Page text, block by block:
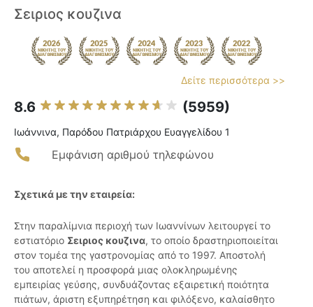
Σειριος κουζινα
Δείτε περισσότερα >>
8.6 (5959)
Ιωάννινα, Παρόδου Πατριάρχου Ευαγγελίδου 1
Εμφάνιση αριθμού τηλεφώνου
Σχετικά με την εταιρεία:
Στην παραλίμνια περιοχή των Ιωαννίνων λειτουργεί το
εστιατόριο Σειριος κουζινα, το οποίο δραστηριοποιείται
στον τομέα της γαστρονομίας από το 1997. Αποστολή
του αποτελεί η προσφορά μιας ολοκληρωμένης
εμπειρίας γεύσης, συνδυάζοντας εξαιρετική ποιότητα
πιάτων, άριστη εξυπηρέτηση και φιλόξενο, καλαίσθητο